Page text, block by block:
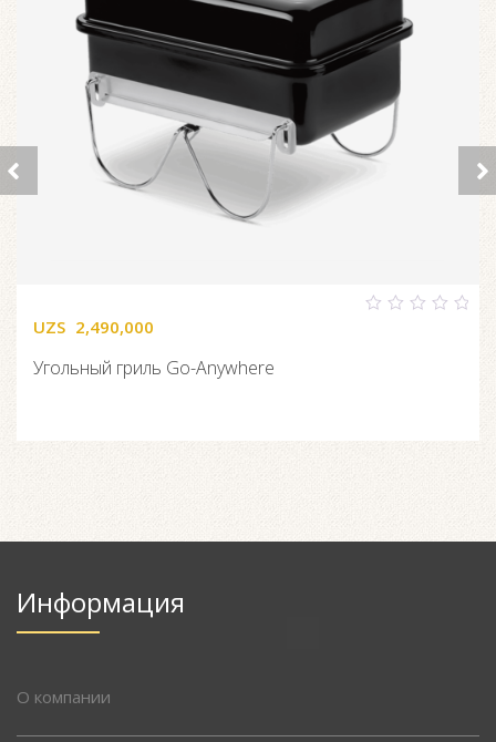
UZS 2,490,000
Угольный гриль Go-Anywhere
Информация
О компании